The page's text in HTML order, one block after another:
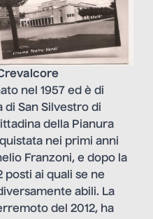
nel 1957 ed è di
San Silvestro di
della Pianura
nei primi anni
Franzoni, e dopo la
ai quali se ne
abili. La
del 2012, ha